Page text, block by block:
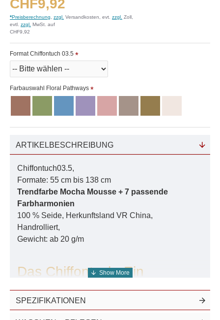
CHF9,92
*Preisberechnung zzgl. Versandkosten, evt. zzgl. Zoll,
evtl. zzgl. MwSt. auf
CHF9,92
Format Chiffontuch 03.5
Farbauswahl Floral Pathways
ARTIKELBESCHREIBUNG
Chiffontuch03.5,
Formate: 55 cm bis 138 cm
Trendfarbe Mocha Mousse + 7 passende
Farbharmonien
100 % Seide, Herkunftsland VR China,
Handrolliert,
Gewicht: ab 20 g/m
Das Chiffontuch: Ein
luxuriöses Accessoire aus
reiner Seide
SPEZIFIKATIONEN